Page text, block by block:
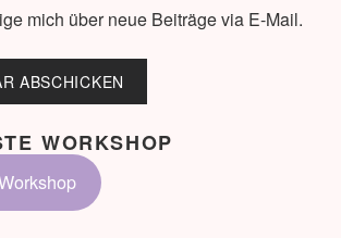
mich über neue Beiträge via E-Mail.
WORKSHOP